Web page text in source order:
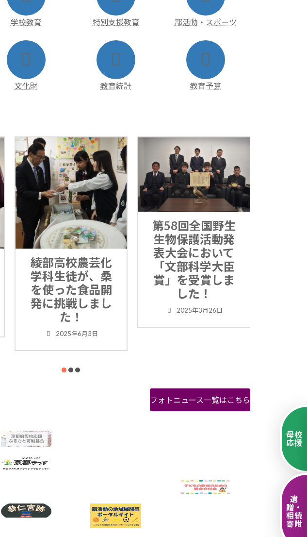
ン
リ
ン
ク
学校教育
ン
リ
ン
ク
特別支援教育
ン
リ
ン
ク
部活動・スポーツ
ア
イ
コ
ン
リ
文化財
ア
イ
コ
ン
リ
ン
ク
教育統計
ア
イ
コ
ン
リ
ン
ク
教育予算
農芸化
が、桑
食品開
戦しまし
第58回全国野生
生物保護活動発
表大会において
「文部科学大臣
賞」を受賞しま
木津高校システ
ム園芸科の生徒
が、全国高等学
校デザイン選手
権大会にて、見
フォトニュース一覧はこちら
母校
応援
遺
贈・
相続
寄附